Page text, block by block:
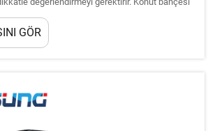
veya endüstriyel tesisinizi güvenliğe alıyor
farklı...
GÖR